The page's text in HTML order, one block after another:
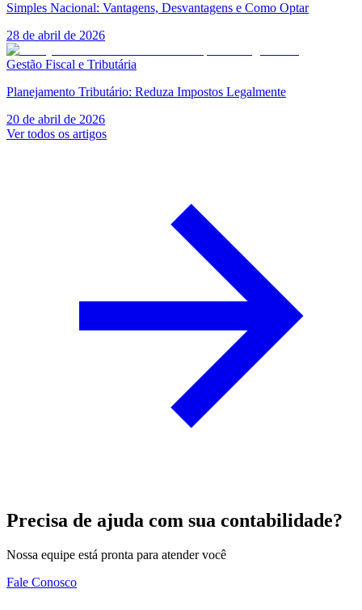
Simples Nacional: Vantagens, Desvantagens e Como Optar
28 de abril de 2026
Gestão Fiscal e Tributária
Planejamento Tributário: Reduza Impostos Legalmente
20 de abril de 2026
Ver todos os artigos
Precisa de ajuda com sua contabilidade?
Nossa equipe está pronta para atender você
Fale Conosco